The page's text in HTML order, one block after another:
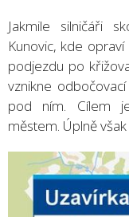
Jakmile silničáři
Kunovic, kde
podjezdu po
vznikne
pod ním. Cílem
městem. Úplně